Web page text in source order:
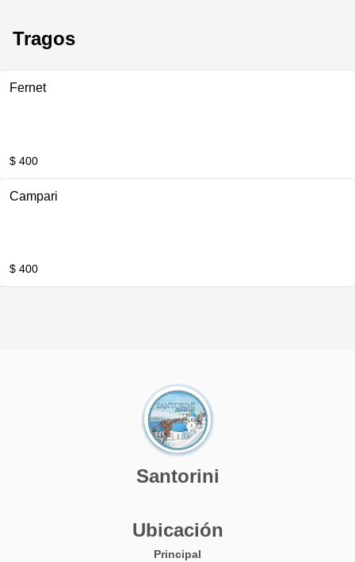
Tragos
Fernet
$ 400
Campari
$ 400
Santorini
Ubicación
Principal